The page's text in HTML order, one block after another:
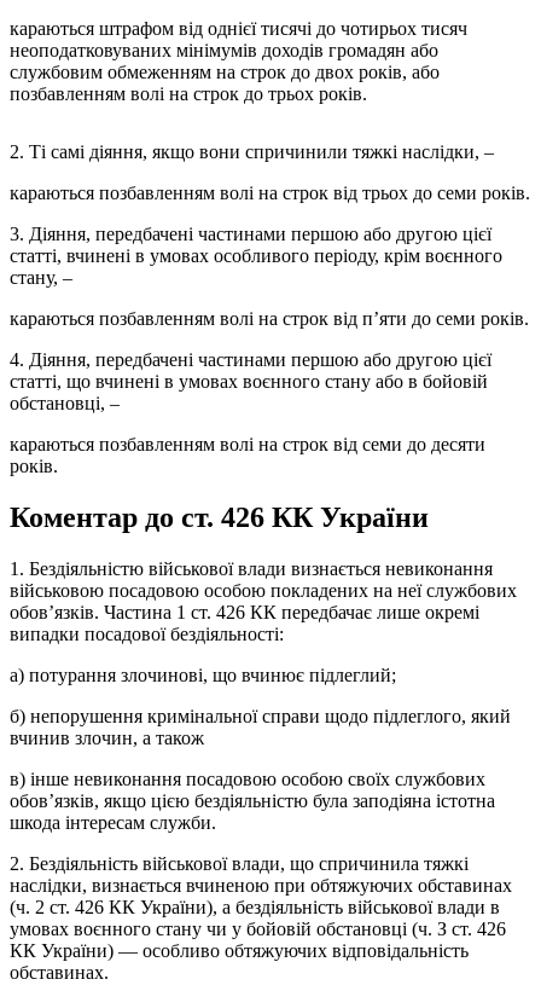
караються штрафом від однієї тисячі до чотирьох тисяч
неоподатковуваних мінімумів доходів громадян або
службовим обмеженням на строк до двох років, або
позбавленням волі на строк до трьох років.
2. Ті самі діяння, якщо вони спричинили тяжкі наслідки, –
караються позбавленням волі на строк від трьох до семи років.
3. Діяння, передбачені частинами першою або другою цієї
статті, вчинені в умовах особливого періоду, крім воєнного
стану, –
караються позбавленням волі на строк від п’яти до семи років.
4. Діяння, передбачені частинами першою або другою цієї
статті, що вчинені в умовах воєнного стану або в бойовій
обстановці, –
караються позбавленням волі на строк від семи до десяти
років.
Коментар до ст. 426 КК України
1. Бездіяльністю військової влади визнається невиконання
військовою посадовою особою покладених на неї службових
обов’язків. Частина 1 ст. 426 КК передбачає лише окремі
випадки посадової бездіяльності:
а) потурання злочинові, що вчинює підлеглий;
б) непорушення кримінальної справи щодо підлеглого, який
вчинив злочин, а також
в) інше невиконання посадовою особою своїх службових
обов’язків, якщо цією бездіяльністю була заподіяна істотна
шкода інтересам служби.
2. Бездіяльність військової влади, що спричинила тяжкі
наслідки, визнається вчиненою при обтяжуючих обставинах
(ч. 2 ст. 426 КК України), а бездіяльність військової влади в
умовах воєнного стану чи у бойовій обстановці (ч. З ст. 426
КК України) — особливо обтяжуючих відповідальність
обставинах.